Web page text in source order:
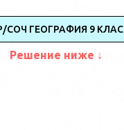
СОЧ ГЕОГРАФИЯ 9
Решение ниже ↓